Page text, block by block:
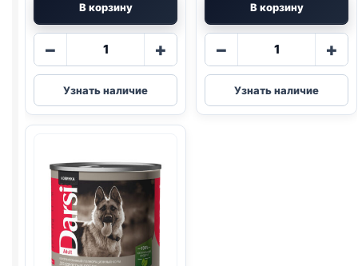
В корзину
−
Количество
Purina
One
(МИНИ
ПИЩ.,
ЛОСОСЬ,
МОРКОВЬ,
РИС)
85г
+
Узнать наличие
В корзину
−
Количество
Purina
One
паста
+
Узнать наличие